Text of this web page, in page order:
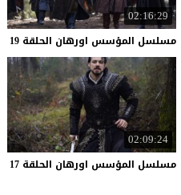
02:16:29
مسلسل المؤسس اورهان الحلقة 19
02:09:24
مسلسل المؤسس اورهان الحلقة 17